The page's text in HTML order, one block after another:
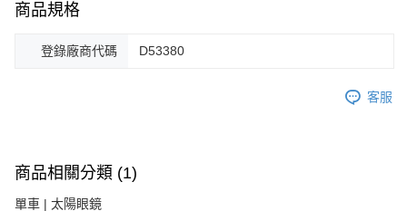
商品規格
登錄廠商代碼 D53380
客服
商品相關分類 (1)
單車 | 太陽眼鏡